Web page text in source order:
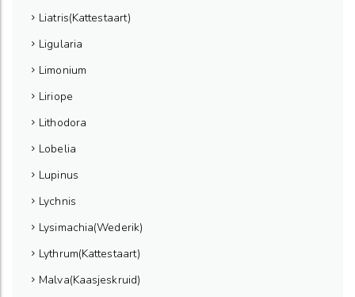
Liatris(Kattestaart)
Ligularia
Limonium
Liriope
Lithodora
Lobelia
Lupinus
Lychnis
Lysimachia(Wederik)
Lythrum(Kattestaart)
Malva(Kaasjeskruid)